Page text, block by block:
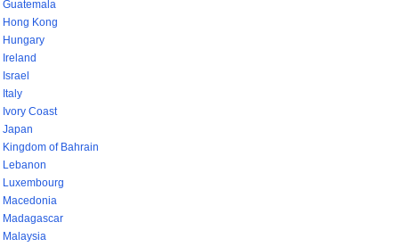
Guatemala
Hong Kong
Hungary
Ireland
Israel
Italy
Ivory Coast
Japan
Kingdom of Bahrain
Lebanon
Luxembourg
Macedonia
Madagascar
Malaysia